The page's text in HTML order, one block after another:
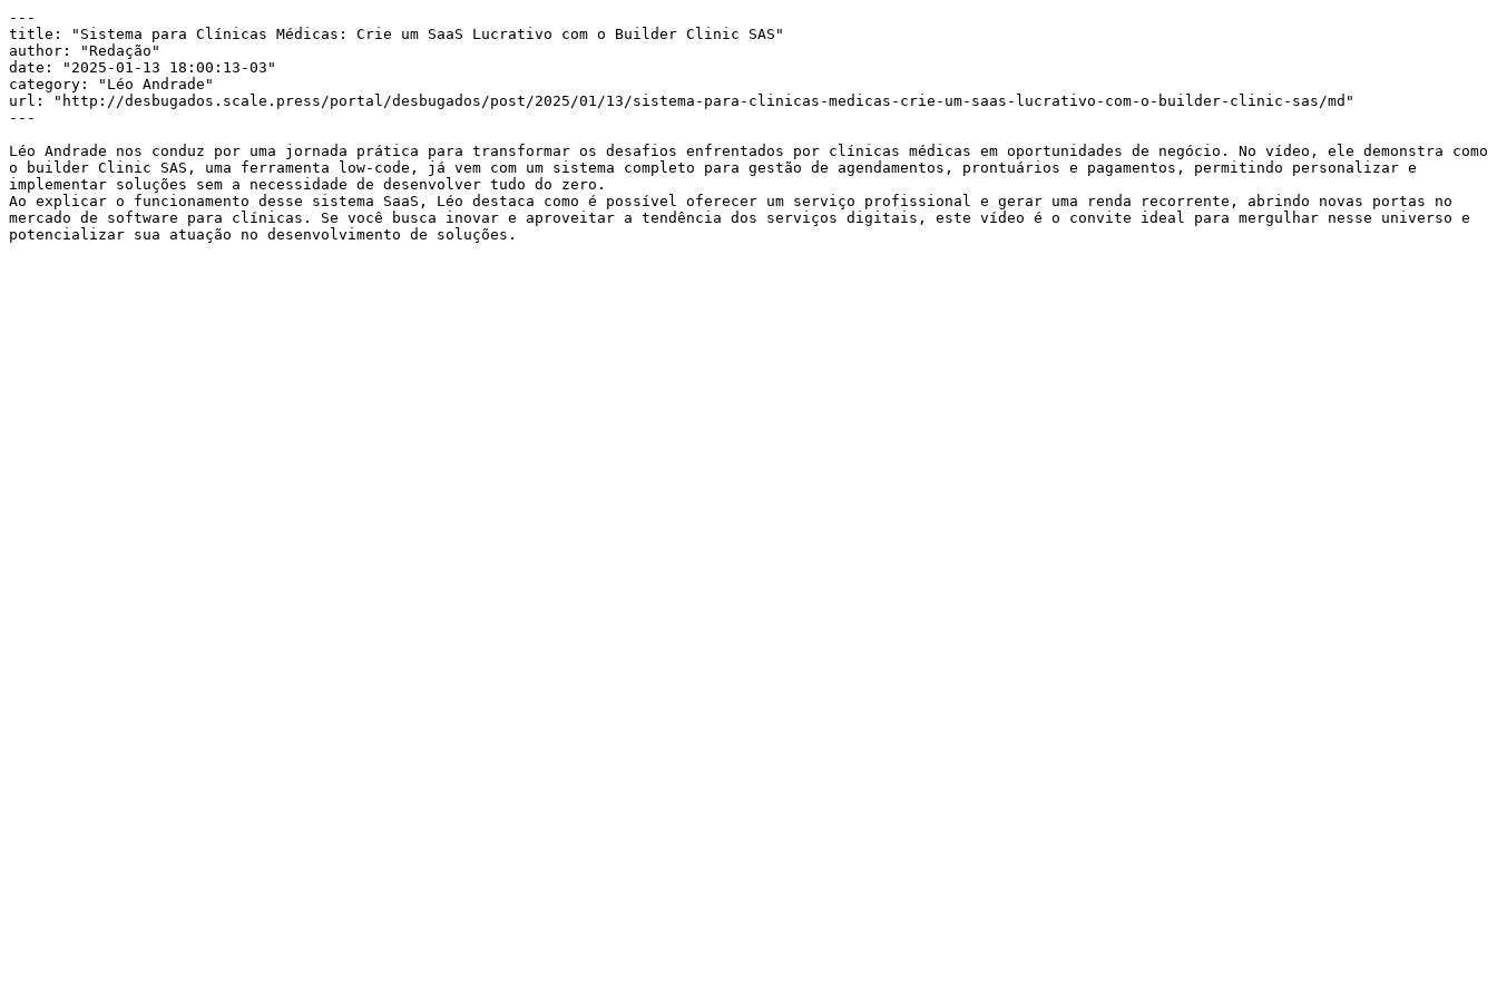
---
title: "Sistema para Clínicas Médicas: Crie um SaaS Lucrativo com o Builder Clinic SAS"
author: "Redação"
date: "2025-01-13 18:00:13-03"
category: "Léo Andrade"
url: "http://desbugados.scale.press/portal/desbugados/post/2025/01/13/sistema-para-clinicas-medicas-crie-um-saas-lucrativo-com-o-builder-clinic-sas/md"
---
Léo Andrade nos conduz por uma jornada prática para transformar os desafios enfrentados por clínicas médicas em oportunidades de negócio. No vídeo, ele demonstra como
o builder Clinic SAS, uma ferramenta low-code, já vem com um sistema completo para gestão de agendamentos, prontuários e pagamentos, permitindo personalizar e
implementar soluções sem a necessidade de desenvolver tudo do zero.
Ao explicar o funcionamento desse sistema SaaS, Léo destaca como é possível oferecer um serviço profissional e gerar uma renda recorrente, abrindo novas portas no
mercado de software para clínicas. Se você busca inovar e aproveitar a tendência dos serviços digitais, este vídeo é o convite ideal para mergulhar nesse universo e
potencializar sua atuação no desenvolvimento de soluções.